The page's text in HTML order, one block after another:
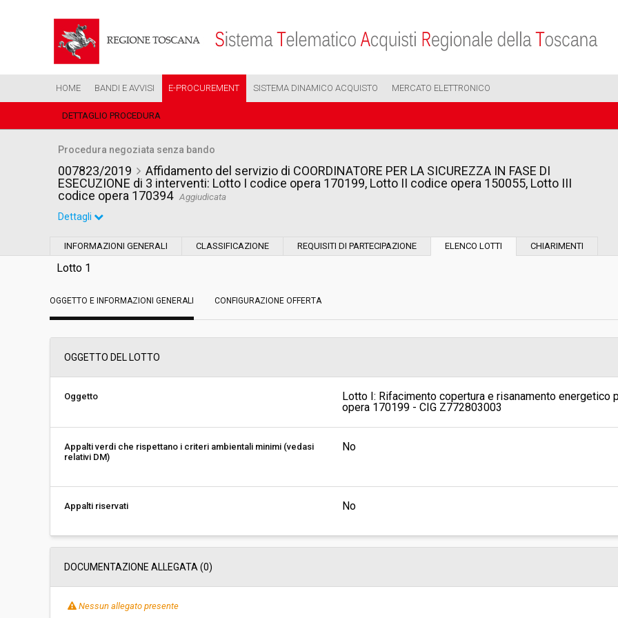
HOME BANDI E AVVISI E-PROCUREMENT SISTEMA DINAMICO ACQUISTO MERCATO ELETTRONICO
DETTAGLIO PROCEDURA
Procedura negoziata senza bando
007823/2019
Affidamento del servizio di COORDINATORE PER LA SICUREZZA IN FASE DI
ESECUZIONE di 3 interventi: Lotto I codice opera 170199, Lotto II codice opera 150055, Lotto III
codice opera 170394 Aggiudicata
Tipo di contratto:
Data pubblicazione: 11/04/2019 17:23
Svolgimento: Gara in busta chiusa Valore stimato della procedura:
Dettagli
INFORMAZIONI GENERALI CLASSIFICAZIONE REQUISITI DI PARTECIPAZIONE ELENCO LOTTI CHIARIMENTI
Lotto 1
OGGETTO E INFORMAZIONI GENERALI CONFIGURAZIONE OFFERTA
OGGETTO DEL LOTTO
Oggetto
Lotto I: Rifacimento copertura e risanamento
opera 170199 - CIG Z772803003
Appalti verdi che rispettano i criteri ambientali minimi (vedasi
relativi DM)
No
Appalti riservati No
DOCUMENTAZIONE ALLEGATA (0)
Nessun allegato presente